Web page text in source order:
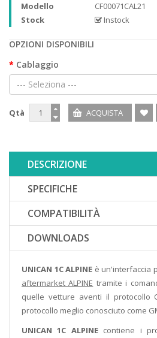
Modello
CF00071CAL21
Stock
Instock
OPZIONI DISPONIBILI
Cablaggio
--- Seleziona ---
Qtà
DESCRIZIONE
SPECIFICHE
COMPATIBILITÀ
DOWNLOADS
UNICAN 1C ALPINE è un'interfaccia
aftermarket ALPINE tramite i
quelle vetture aventi il protocollo
protocollo meglio conosciuto come
UNICAN 1C ALPINEcontiene i